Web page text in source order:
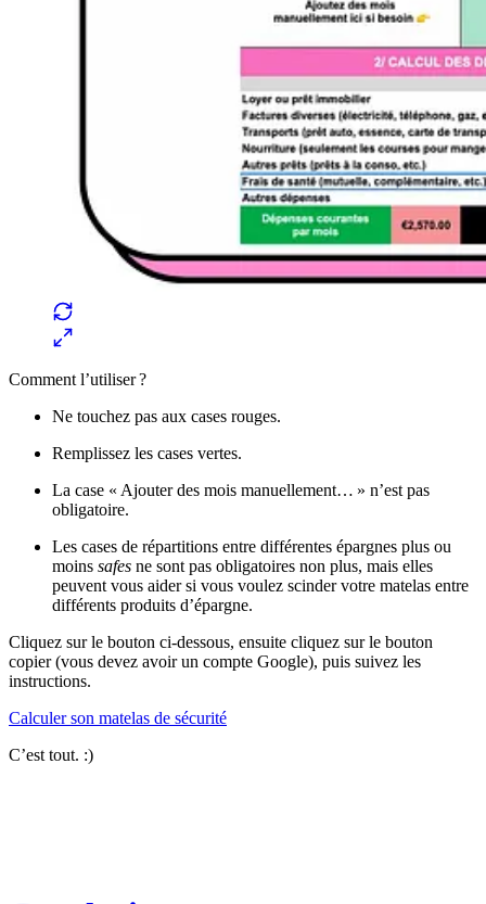
Comment l’utiliser ?
Ne touchez pas aux cases rouges.
Remplissez les cases vertes.
La case « Ajouter des mois manuellement… » n’est pas
obligatoire.
Les cases de répartitions entre différentes épargnes plus ou
moins safes ne sont pas obligatoires non plus, mais elles
peuvent vous aider si vous voulez scinder votre matelas entre
différents produits d’épargne.
Cliquez sur le bouton ci-dessous, ensuite cliquez sur le bouton
copier (vous devez avoir un compte Google), puis suivez les
instructions.
Calculer son matelas de sécurité
C’est tout. :)